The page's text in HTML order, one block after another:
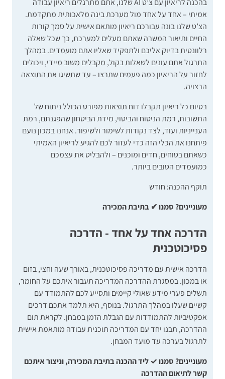
בהכנה לריאיון עם צ’ט AI שלנו, אתם מתרגלים ריאיון עבודה
אמיתי – אחד על אחד מול מערכת בינה מלאכותית מתקדמת.
הצ’ט שלנו בונה עבורכם ריאיון מותאם אישית על סמך קורות
החיים ותיאור המשרה שאתם מעלים למערכת, כך שכל שאלה
רלוונטית בדיוק אליכם ולתפקיד שאליו אתם מועמדים. במהלך
התרגול אתם עונים לשאלות בקול, מקבלים משוב מיידי, ויכולים
לחזור על הריאיון כמה פעמים שתרצו – עד שתשיגו את התוצאה
הרצויה.
בסיום כל ריאיון תקבלו דוח תוצאות מפורט הכולל ניתוח של
התשובות, רמת הניסוח והביטוי, מידת הביטחון שהפגנתם, רמת
הענייניות ועוד, לצד נקודות לשימור ולשיפור. אנחנו במכון נועם
פיתחנו את הכלי הזה כדי לעזור לכם להגיע לריאיון האמיתי
כשאתם בטוחים, חדים ומוכנים – ולהבליט את עצמכם
כמועמדים הטובים ביותר.
תוקף ההכנה: חודש
מעוניינים? סמנו ✔ בתיבת המכירה
הדרכה אחד על אחד - הדרכה
פסיכוטכנית
הדרכה אישית עם מדריכה פסיכוטכנית, באורך שעה וחצי, בזום
או במכון. במסגרת ההדרכה המדריכה תעבור איתכם על החומר,
תשלים פערי מידע שאולי קיימים ותסייע לכם להתמודד עם
קשיים שעלו במהלך התרגול. בנוסף, היא תלמד אתכם דרכים
אפקטיביות להתמודדות עם הגבלת הזמן במבחן. לקראת תום
ההדרכה, תבנו יחד עם המדריכה תוכנית עבודה מותאמת אישית
לתרגול בערכה עד מועד המבחן.
מעוניינים? סמנו ✓ ליד ההכנה בתיבת המכירה, וניצור איתכם
קשר לתיאום ההדרכה